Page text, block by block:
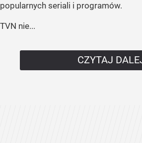
popularnych seriali i programów.
TVN nie...
CZYTAJ